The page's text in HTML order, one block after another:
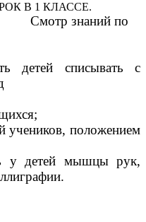
Смотр знаний по
детей списывать с
письму под
положением
мышцы рук,